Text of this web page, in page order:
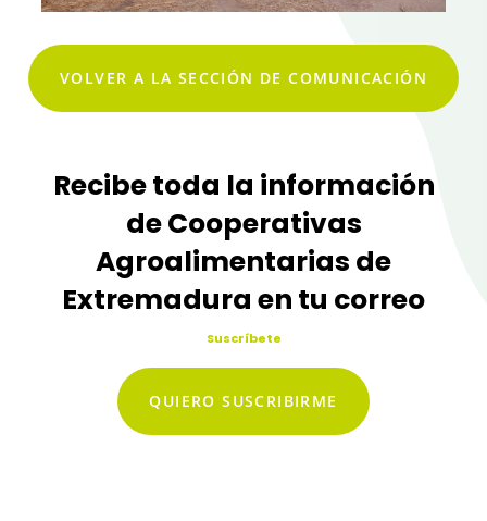
VOLVER A LA SECCIÓN DE COMUNICACIÓN
Recibe toda la información
de Cooperativas
Agroalimentarias de
Extremadura en tu correo
Suscríbete
QUIERO SUSCRIBIRME